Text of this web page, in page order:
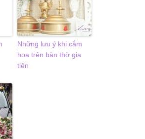
Những lưu ý khi cắm
hoa trên bàn thờ gia
tiên